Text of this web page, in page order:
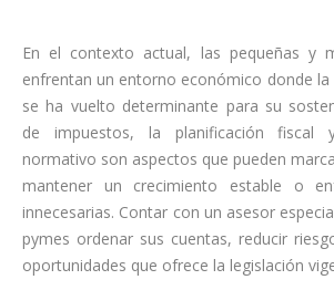
En el contexto actual, las pequeñas y
enfrentan un entorno económico donde la
se ha vuelto determinante para su
de impuestos, la planificación fiscal
normativo son aspectos que pueden
mantener un crecimiento estable o
innecesarias. Contar con un asesor
pymes ordenar sus cuentas, reducir
oportunidades que ofrece la legislación